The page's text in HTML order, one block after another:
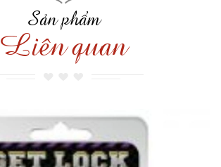
Sản phẩm
Liên quan